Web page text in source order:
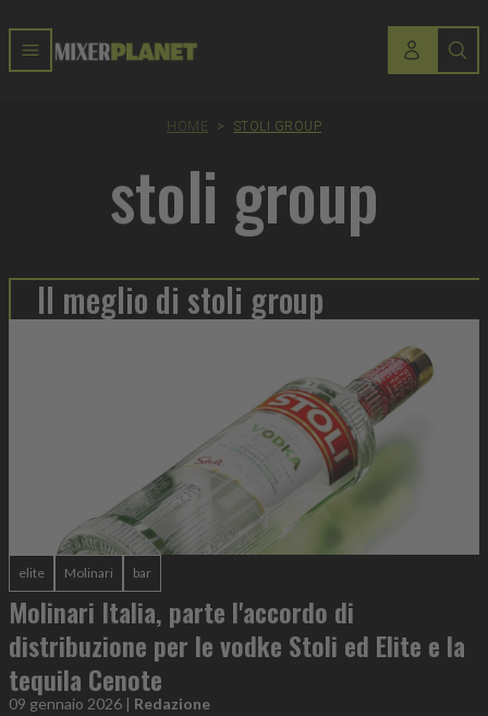
HOME > STOLI GROUP
stoli group
Il meglio di stoli group
elite Molinari bar
Molinari Italia, parte l'accordo di
distribuzione per le vodke Stoli ed Elite e la
tequila Cenote
09 gennaio 2026 | Redazione